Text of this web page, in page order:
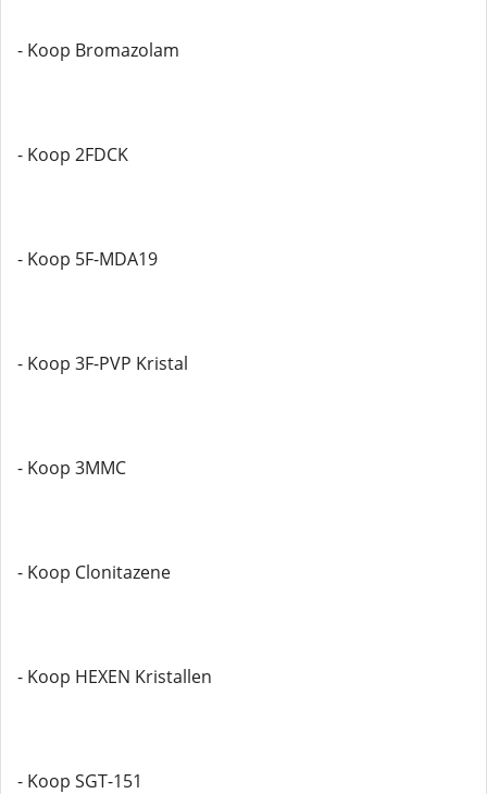
- Koop Bromazolam
- Koop 2FDCK
- Koop 5F-MDA19
- Koop 3F-PVP Kristal
- Koop 3MMC
- Koop Clonitazene
- Koop HEXEN Kristallen
- Koop SGT-151